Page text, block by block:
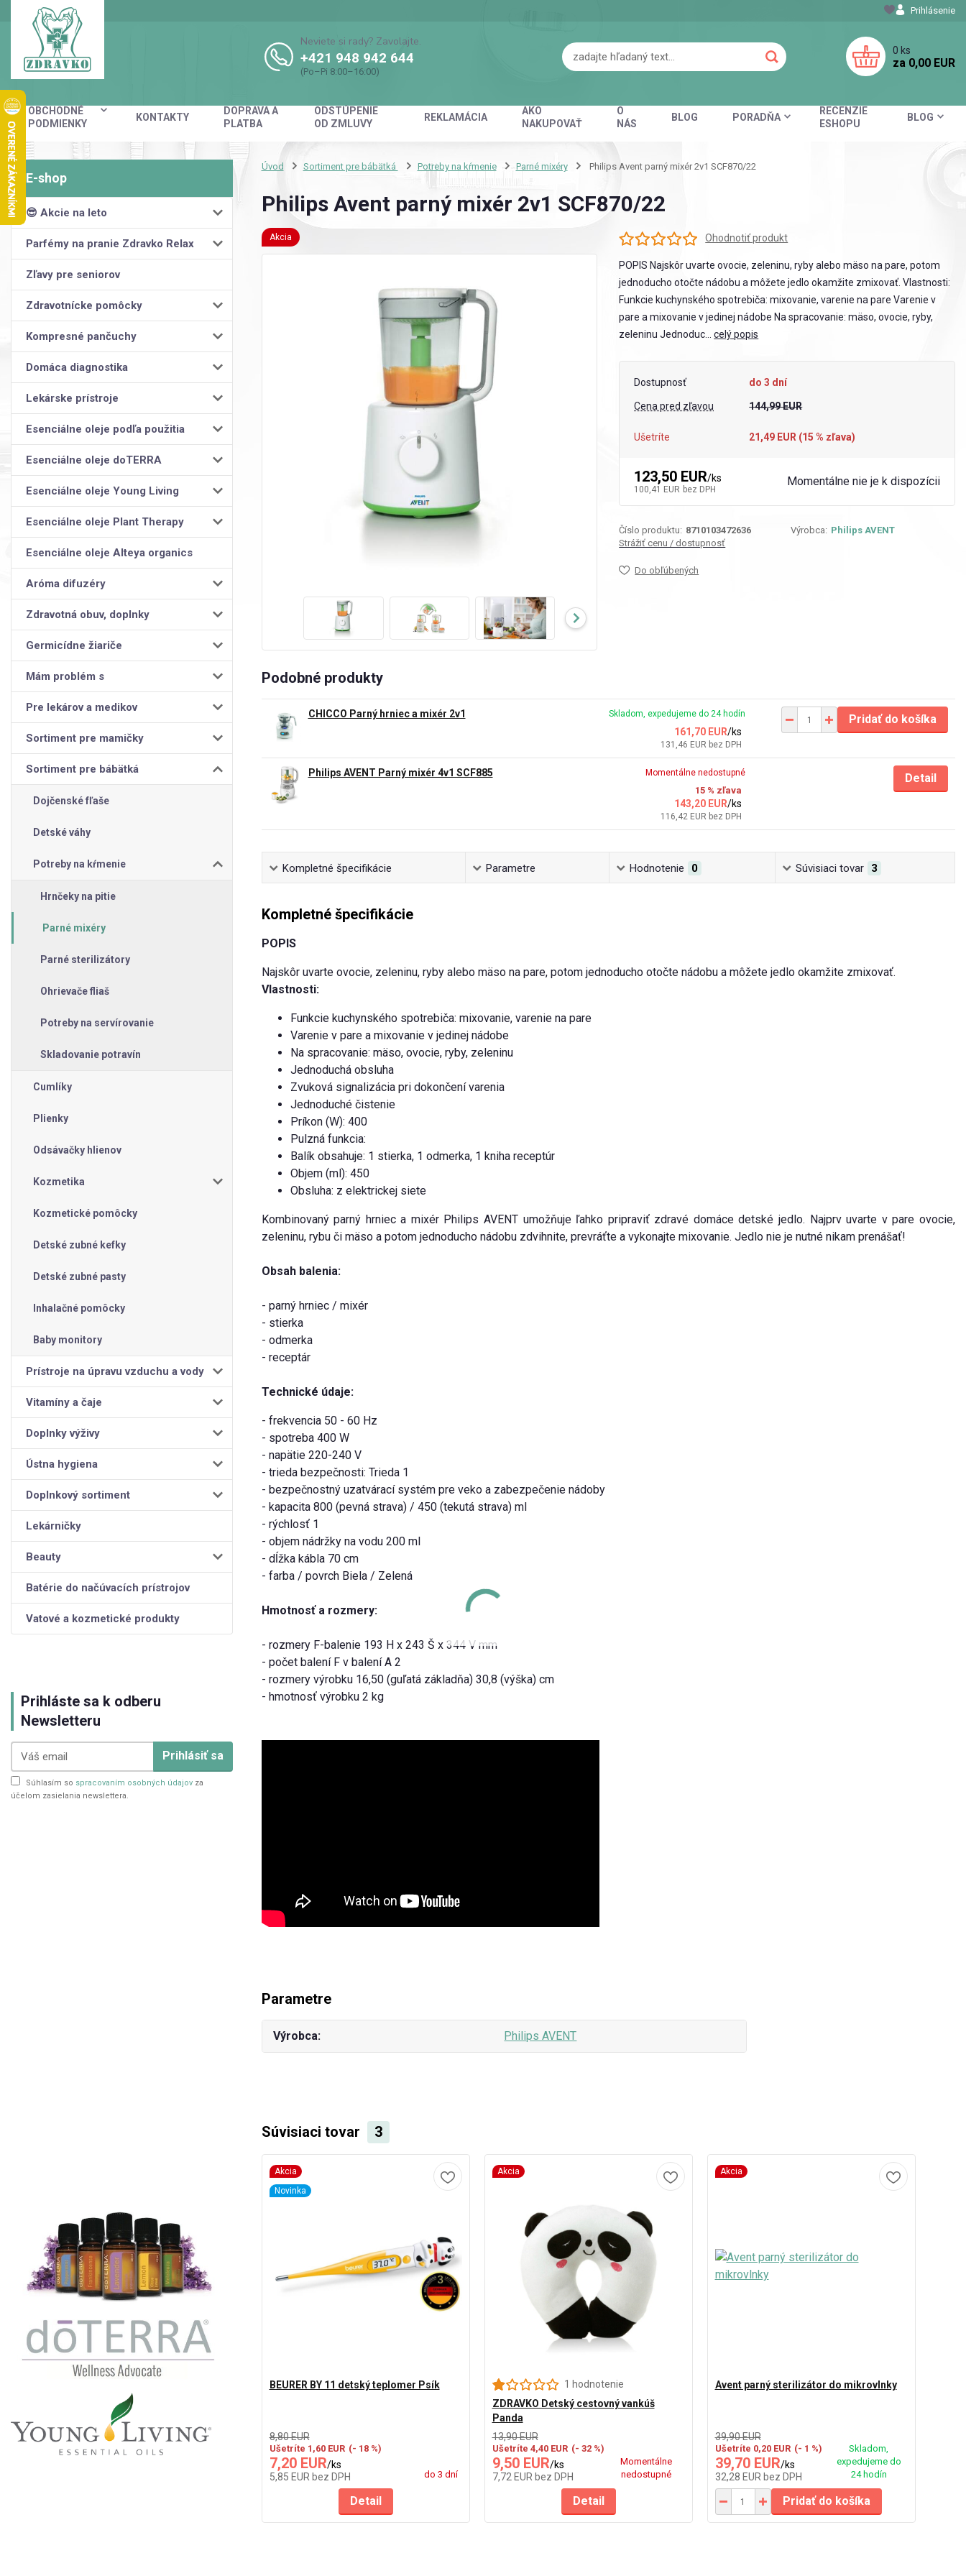
OBCHODNÉ
PODMIENKY
KONTAKTY
DOPRAVA A
PLATBA
ODSTÚPENIE
OD ZMLUVY
REKLAMÁCIA
AKO
NAKUPOVAŤ
O
NÁS
BLOG PORADŇA
RECENZIE
ESHOPU
BLOG
Prihlásenie
Neviete si rady? Zavolajte.
+421 948 942 644
(Po–Pi 8:00–16:00)
0 ks
za 0,00 EUR
😎 Akcie na leto
Parfémy na pranie Zdravko Relax
Zľavy pre seniorov
Zdravotnícke pomôcky
Kompresné pančuchy
Domáca diagnostika
Lekárske prístroje
Esenciálne oleje podľa použitia
Esenciálne oleje doTERRA
Esenciálne oleje Young Living
Esenciálne oleje Plant Therapy
Esenciálne oleje Alteya organics
Aróma difuzéry
Zdravotná obuv, doplnky
Germicídne žiariče
Mám problém s
Pre lekárov a medikov
Sortiment pre mamičky
Sortiment pre bábätká
Dojčenské fľaše
Detské váhy
Potreby na kŕmenie
Hrnčeky na pitie
Parné mixéry
Parné sterilizátory
Ohrievače fliaš
Potreby na servírovanie
Skladovanie potravín
Cumlíky
Plienky
Odsávačky hlienov
Kozmetika
Kozmetické pomôcky
Detské zubné kefky
Detské zubné pasty
Inhalačné pomôcky
Baby monitory
Prístroje na úpravu vzduchu a vody
Vitamíny a čaje
Doplnky výživy
Ústna hygiena
Doplnkový sortiment
Lekárničky
Beauty
Batérie do načúvacích prístrojov
Vatové a kozmetické produkty
Prihláste sa k odberu
Newsletteru
Prihlásiť sa
Súhlasím so spracovaním osobných údajov za
účelom zasielania newslettera.
Úvod Sortiment pre bábätká Potreby na kŕmenie Parné mixéry Philips Avent parný mixér 2v1 SCF870/22
Philips Avent parný mixér 2v1 SCF870/22
Akcia Ohodnotiť produkt
POPIS Najskôr uvarte ovocie, zeleninu, ryby alebo mäso na pare, potom
jednoducho otočte nádobu a môžete jedlo okamžite zmixovať. Vlastnosti:
Funkcie kuchynského spotrebiča: mixovanie, varenie na pare Varenie v
pare a mixovanie v jedinej nádobe Na spracovanie: mäso, ovocie, ryby,
zeleninu Jednoduc...celý popis
Dostupnosť do 3 dní
Cena pred zľavou 144,99 EUR
Ušetríte 21,49 EUR (15 % zľava)
123,50 EUR/ks
100,41 EUR bez DPH
Momentálne nie je k dispozícii
Číslo produktu: 8710103472636 Výrobca: Philips AVENT
Strážiť cenu / dostupnosť
Do obľúbených
Podobné produkty
CHICCO Parný hrniec a mixér 2v1
161,70 EUR/ks
131,46 EUR bez DPH
Skladom, expedujeme do 24 hodín Pridať do košíka
Philips AVENT Parný mixér 4v1 SCF885
15 % zľava
143,20 EUR/ks
116,42 EUR bez DPH
Momentálne nedostupné Detail
Kompletné špecifikácie Parametre Hodnotenie 0 Súvisiaci tovar 3
Kompletné špecifikácie
POPIS
Najskôr uvarte ovocie, zeleninu, ryby alebo mäso na pare, potom jednoducho otočte nádobu a môžete jedlo okamžite zmixovať.
Vlastnosti:
Funkcie kuchynského spotrebiča: mixovanie, varenie na pare
Varenie v pare a mixovanie v jedinej nádobe
Na spracovanie: mäso, ovocie, ryby, zeleninu
Jednoduchá obsluha
Zvuková signalizácia pri dokončení varenia
Jednoduché čistenie
Príkon (W): 400
Pulzná funkcia:
Balík obsahuje: 1 stierka, 1 odmerka, 1 kniha receptúr
Objem (ml): 450
Obsluha: z elektrickej siete
Kombinovaný parný hrniec a mixér Philips AVENT umožňuje ľahko pripraviť zdravé domáce detské jedlo. Najprv uvarte v pare ovocie,
zeleninu, rybu či mäso a potom jednoducho nádobu zdvihnite, prevráťte a vykonajte mixovanie. Jedlo nie je nutné nikam prenášať!
Obsah balenia:
- parný hrniec / mixér
- stierka
- odmerka
- receptár
Technické údaje:
- frekvencia 50 - 60 Hz
- spotreba 400 W
- napätie 220-240 V
- trieda bezpečnosti: Trieda 1
- bezpečnostný uzatvárací systém pre veko a zabezpečenie nádoby
- kapacita 800 (pevná strava) / 450 (tekutá strava) ml
- rýchlosť 1
- objem nádržky na vodu 200 ml
- dĺžka kábla 70 cm
- farba / povrch Biela / Zelená
Hmotnosť a rozmery:
- rozmery F-balenie 193 H x 243 Š x 344 V mm
- počet balení F v balení A 2
- rozmery výrobku 16,50 (guľatá základňa) 30,8 (výška) cm
- hmotnosť výrobku 2 kg
Parametre
Výrobca Philips AVENT
Súvisiaci tovar 3
Akcia
Novinka
BEURER BY 11 detský teplomer Psík
8,80 EUR
Ušetríte 1,60 EUR (- 18 %)
7,20 EUR/ks
5,85 EUR bez DPH do 3 dní
Detail
Akcia
1 hodnotenie
ZDRAVKO Detský cestovný vankúš
Panda
13,90 EUR
Ušetríte 4,40 EUR (- 32 %)
9,50 EUR/ks
7,72 EUR bez DPH
Momentálne
nedostupné
Detail
Akcia
Avent parný sterilizátor do mikrovlnky
39,90 EUR
Ušetríte 0,20 EUR (- 1 %)
39,70 EUR/ks
32,28 EUR bez DPH
Skladom,
expedujeme do
24 hodín
Pridať do košíka